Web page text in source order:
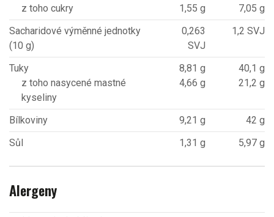
z toho cukry
1,55 g
7,05 g
Sacharidové výměnné jednotky
(10 g)
0,263
SVJ
1,2 SVJ
Tuky
z toho nasycené mastné
kyseliny
8,81 g
4,66 g
40,1 g
21,2 g
Bílkoviny 9,21 g
42 g
Sůl
1,31 g 5,97 g
Alergeny